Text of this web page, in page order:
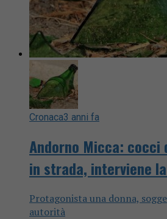
Cronaca3 anni fa
Andorno Micca:
in strada, interviene
Protagonista una donna,
autorità